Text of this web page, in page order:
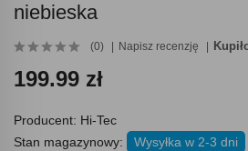
niebieska
(0) Napisz recenzję
199.99 zł
Producent: Hi-Tec
Stan magazynowy:
Wysyłka w 2-3 dni